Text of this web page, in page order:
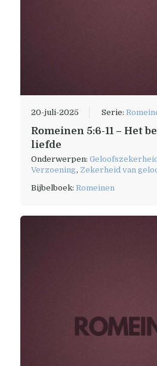
20-juli-2025 Serie:
Romeinen 5:6-11 – Het
liefde
Onderwerpen:
Verzoening, Zekerheid van
Bijbelboek: Romeinen